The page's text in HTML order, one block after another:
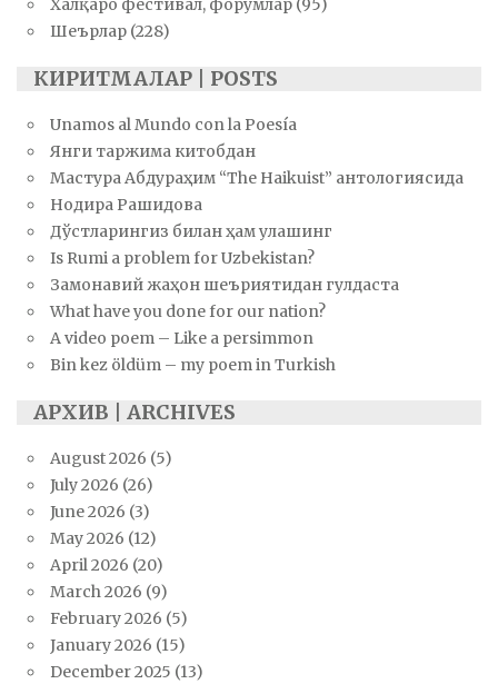
Халқаро фестивал, форумлар (95)
Шеърлар (228)
КИРИТМАЛАР | POSTS
Unamos al Mundo con la Poesía
Янги таржима китобдан
Мастура Абдураҳим “The Haikuist” антологиясида
Нодира Рашидова
Дўстларингиз билан ҳам улашинг
Is Rumi a problem for Uzbekistan?
Замонавий жаҳон шеъриятидан гулдаста
What have you done for our nation?
A video poem – Like a persimmon
Bin kez öldüm – my poem in Turkish
АРХИВ | ARCHIVES
August 2026 (5)
July 2026 (26)
June 2026 (3)
May 2026 (12)
April 2026 (20)
March 2026 (9)
February 2026 (5)
January 2026 (15)
December 2025 (13)